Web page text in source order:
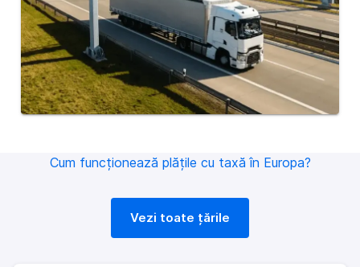
Cum funcționează plățile cu taxă în Europa?
Vezi toate ţările